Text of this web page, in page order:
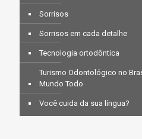
Sorrisos
Sorrisos em cada detalhe
Tecnologia ortodôntica
Turismo Odontológico no
Mundo Todo
Você cuida da sua língua?